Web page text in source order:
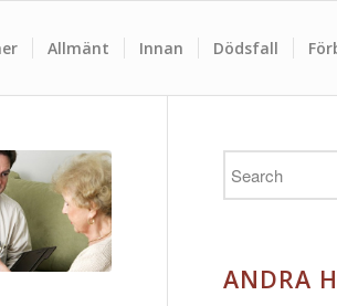
Allmänt Innan Dödsfall
ANDRA